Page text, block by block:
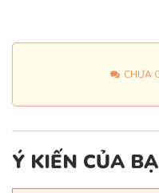
CHƯA
Ý KIẾN CỦA